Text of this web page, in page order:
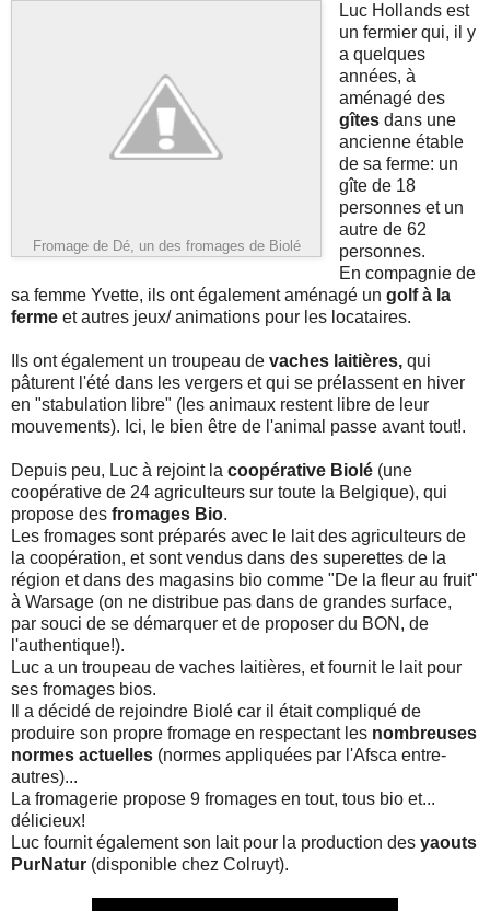
Fromage de Dé, un des fromages de Biolé
Luc Hollands est
un fermier qui, il y
a quelques
années, à
aménagé des
gîtes dans une
ancienne étable
de sa ferme: un
gîte de 18
personnes et un
autre de 62
personnes.
En compagnie de
sa femme Yvette, ils ont également aménagé un golf à la
ferme et autres jeux/ animations pour les locataires.
Ils ont également un troupeau de vaches laitières, qui
pâturent l'été dans les vergers et qui se prélassent en hiver
en "stabulation libre" (les animaux restent libre de leur
mouvements). Ici, le bien être de l'animal passe avant tout!.
Depuis peu, Luc à rejoint la coopérative Biolé (une
coopérative de 24 agriculteurs sur toute la Belgique), qui
propose des fromages Bio.
Les fromages sont préparés avec le lait des agriculteurs de
la coopération, et sont vendus dans des superettes de la
région et dans des magasins bio comme "De la fleur au fruit"
à Warsage (on ne distribue pas dans de grandes surface,
par souci de se démarquer et de proposer du BON, de
l'authentique!).
Luc a un troupeau de vaches laitières, et fournit le lait pour
ses fromages bios.
Il a décidé de rejoindre Biolé car il était compliqué de
produire son propre fromage en respectant les nombreuses
normes actuelles (normes appliquées par l'Afsca entre-
autres)...
La fromagerie propose 9 fromages en tout, tous bio et...
délicieux!
Luc fournit également son lait pour la production des yaouts
PurNatur (disponible chez Colruyt).